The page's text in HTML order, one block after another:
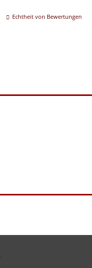
Echtheit von Bewertungen